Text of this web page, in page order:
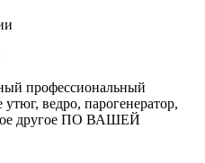
профессиональный
ведро, парогенератор,
другое ПО ВАШЕЙ